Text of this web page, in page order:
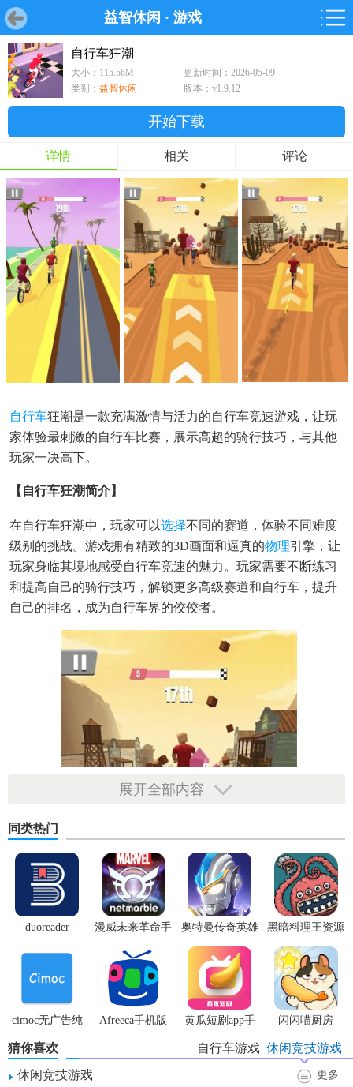
益智休闲 · 游戏
首页 游戏
首页 游戏 软件 鸿蒙
游戏
鸿蒙
软件
自行车狂潮
大小：115.56M
更新时间：2026-05-09
类别： 益智休闲 版本：v1.9.12
开始下载
详情 相关 评论
自行车狂潮是一款充满激情与活力的自行车竞速游戏，让玩
家体验最刺激的自行车比赛，展示高超的骑行技巧，与其他
玩家一决高下。
【自行车狂潮简介】
在自行车狂潮中，玩家可以选择不同的赛道，体验不同难度
级别的挑战。游戏拥有精致的3D画面和逼真的物理引擎，让
玩家身临其境地感受自行车竞速的魅力。玩家需要不断练习
和提高自己的骑行技巧，解锁更多高级赛道和自行车，提升
自己的排名，成为自行车界的佼佼者。
【自行车狂潮亮点】
展开全部内容
同类热门
duoreader
漫威未来革命手
奥特曼传奇英雄
体验服
黑暗料理王资源
无限
cimoc无广告纯
净版
Afreeca手机版
黄瓜短剧app手
机版
闪闪喵厨房
猜你喜欢 休闲竞技游戏
自行车游戏
休闲竞技游戏
更多